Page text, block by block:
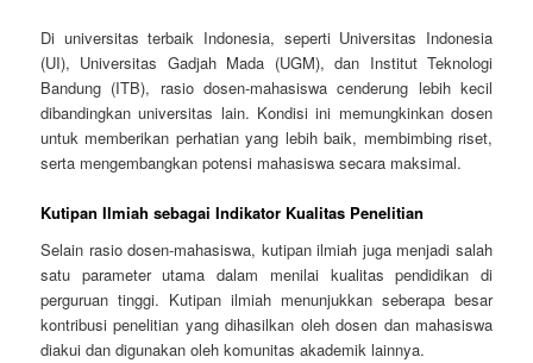
Di universitas terbaik Indonesia, seperti Universitas Indonesia
(UI), Universitas Gadjah Mada (UGM), dan Institut Teknologi
Bandung (ITB), rasio dosen-mahasiswa cenderung lebih kecil
dibandingkan universitas lain. Kondisi ini memungkinkan dosen
untuk memberikan perhatian yang lebih baik, membimbing riset,
serta mengembangkan potensi mahasiswa secara maksimal.
Kutipan Ilmiah sebagai Indikator Kualitas Penelitian
Selain rasio dosen-mahasiswa, kutipan ilmiah juga menjadi salah
satu parameter utama dalam menilai kualitas pendidikan di
perguruan tinggi. Kutipan ilmiah menunjukkan seberapa besar
kontribusi penelitian yang dihasilkan oleh dosen dan mahasiswa
diakui dan digunakan oleh komunitas akademik lainnya.